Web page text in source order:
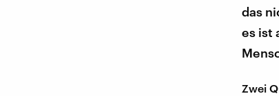
das
es ist
Zwei